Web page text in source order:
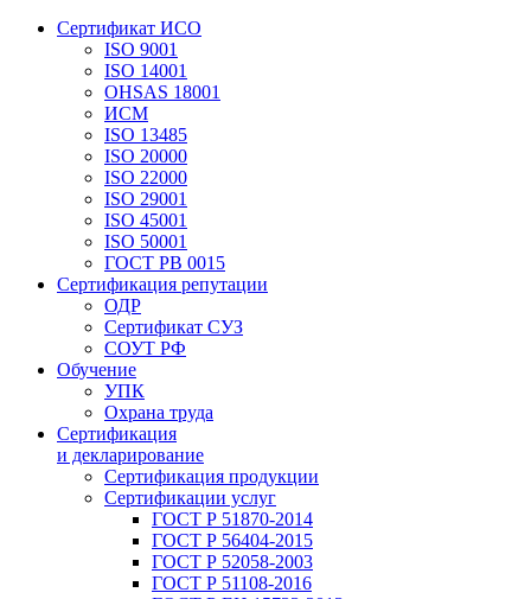
Сертификат ИСО
ISO 9001
ISO 14001
OHSAS 18001
ИСМ
ISO 13485
ISO 20000
ISO 22000
ISO 29001
ISO 45001
ISO 50001
ГОСТ РВ 0015
Сертификация репутации
ОДР
Сертификат СУЗ
СОУТ РФ
Обучение
УПК
Охрана труда
Сертификация
и декларирование
Сертификация продукции
Сертификации услуг
ГОСТ Р 51870-2014
ГОСТ Р 56404-2015
ГОСТ Р 52058-2003
ГОСТ Р 51108-2016